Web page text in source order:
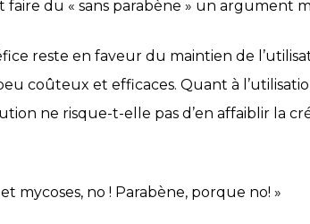
du « sans parabène » un argument
reste en faveur du maintien de
coûteux et efficaces. Quant à
ne risque-t-elle pas d’en affaiblir la
mycoses, no ! Parabène, porque no! »